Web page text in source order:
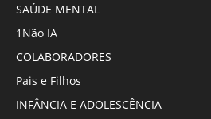
SAÚDE MENTAL
1Não IA
COLABORADORES
Pais e Filhos
INFÂNCIA E ADOLESCÊNCIA